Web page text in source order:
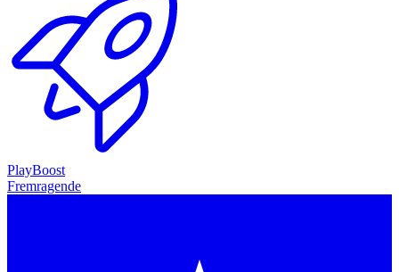
PlayBoost
Fremragende